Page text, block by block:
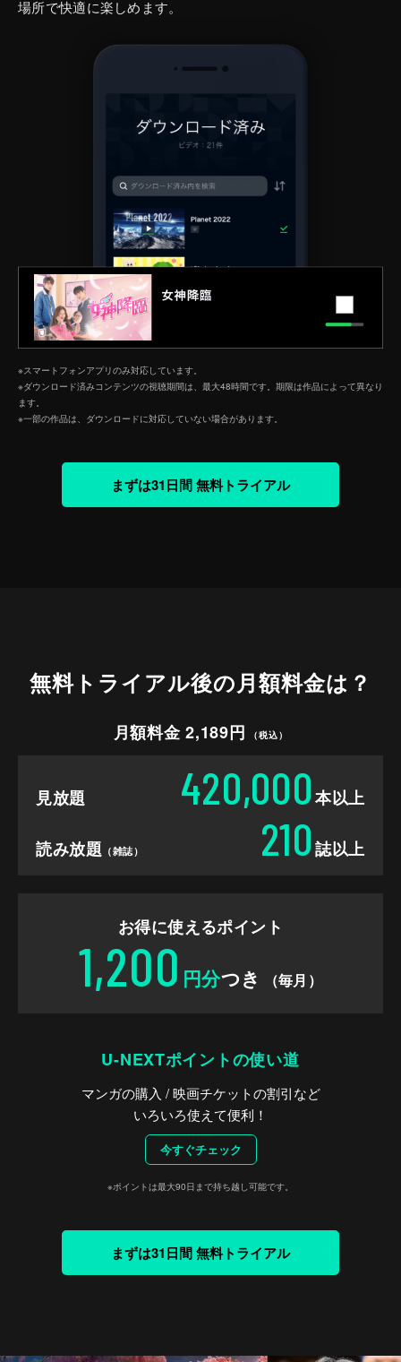
場所で快適に楽しめます。
※スマートフォンアプリのみ対応しています。
※ダウンロード済みコンテンツの視聴期間は、最大48時間です。期限は作品によって異なり
ます。
※一部の作品は、ダウンロードに対応していない場合があります。
まずは31日間 無料トライアル
無料トライアル後の月額料金は？
月額料金 2,189円 （税込）
見放題 420,000 本以上
読み放題 （雑誌） 210 誌以上
お得に使えるポイント
1,200 円分つき （毎月）
U-NEXTポイントの使い道
マンガの購入 / 映画チケットの割引など
いろいろ使えて便利！
今すぐチェック
※ポイントは最大90日まで持ち越し可能です。
まずは31日間 無料トライアル